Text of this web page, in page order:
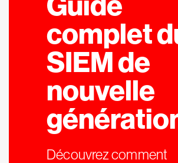
complet
SIEM de
nouvelle
Découvrez comment